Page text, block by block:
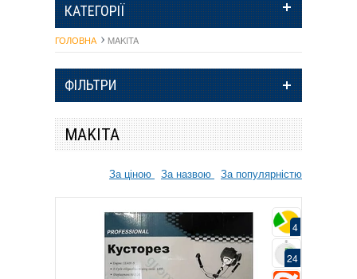
КАТЕГОРІЇ
ГОЛОВНА MAKITA
ФІЛЬТРИ
MAKITA
За ціною За назвою За популярністю
4
24